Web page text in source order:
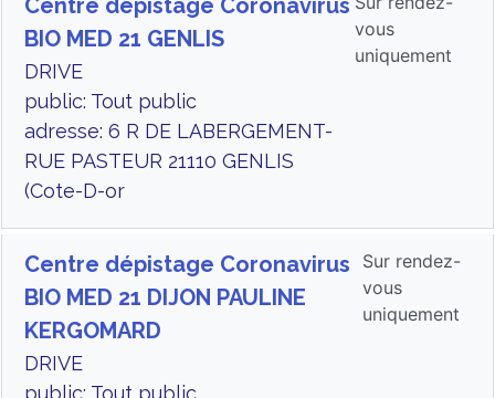
Centre dépistage Coronavirus
BIO MED 21 GENLIS
DRIVE
public: Tout public
adresse: 6 R DE LABERGEMENT-
RUE PASTEUR 21110 GENLIS
(Cote-D-or
vous
uniquement
Centre dépistage Coronavirus
BIO MED 21 DIJON PAULINE
KERGOMARD
DRIVE
public: Tout public
Sur rendez-
vous
uniquement